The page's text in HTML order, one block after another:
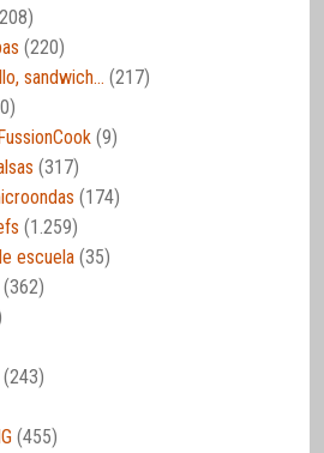
(220)
sandwich… (217)
(9)
(317)
(174)
(1.259)
escuela (35)
(362)
(243)
(455)